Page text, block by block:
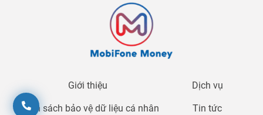
Giới thiệu Dịch vụ
Chính sách bảo vệ dữ liệu cá nhân Tin tức